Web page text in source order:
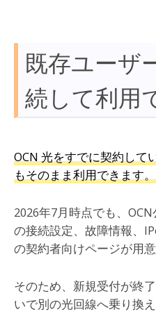
既存ユーザ
続して利用
OCN 光をすでに契約して
もそのまま利用できます。
2026年7月時点でも、
の接続設定、故障情報、
の契約者向けページが用意
そのため、新規受付が終
いで別の光回線へ乗り換